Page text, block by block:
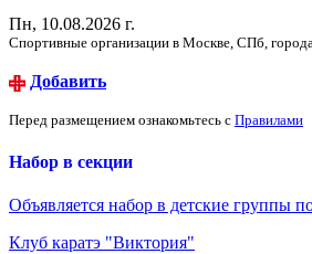
Пн, 10.08.2026 г.
Спортивные организации в Москве, СПб,
Добавить
Перед размещением ознакомьтесь с Правилами
Набор в секции
Объявляется набор в детские группы
Клуб каратэ "Виктория"